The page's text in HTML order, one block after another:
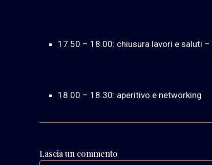
17.50 – 18.00: chiusura lavori e saluti –
18.00 – 18.30: aperitivo e networking
Lascia un commento